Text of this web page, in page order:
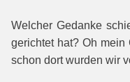
Welcher Gedanke
gerichtet hat? Oh mein
schon dort wurden wir